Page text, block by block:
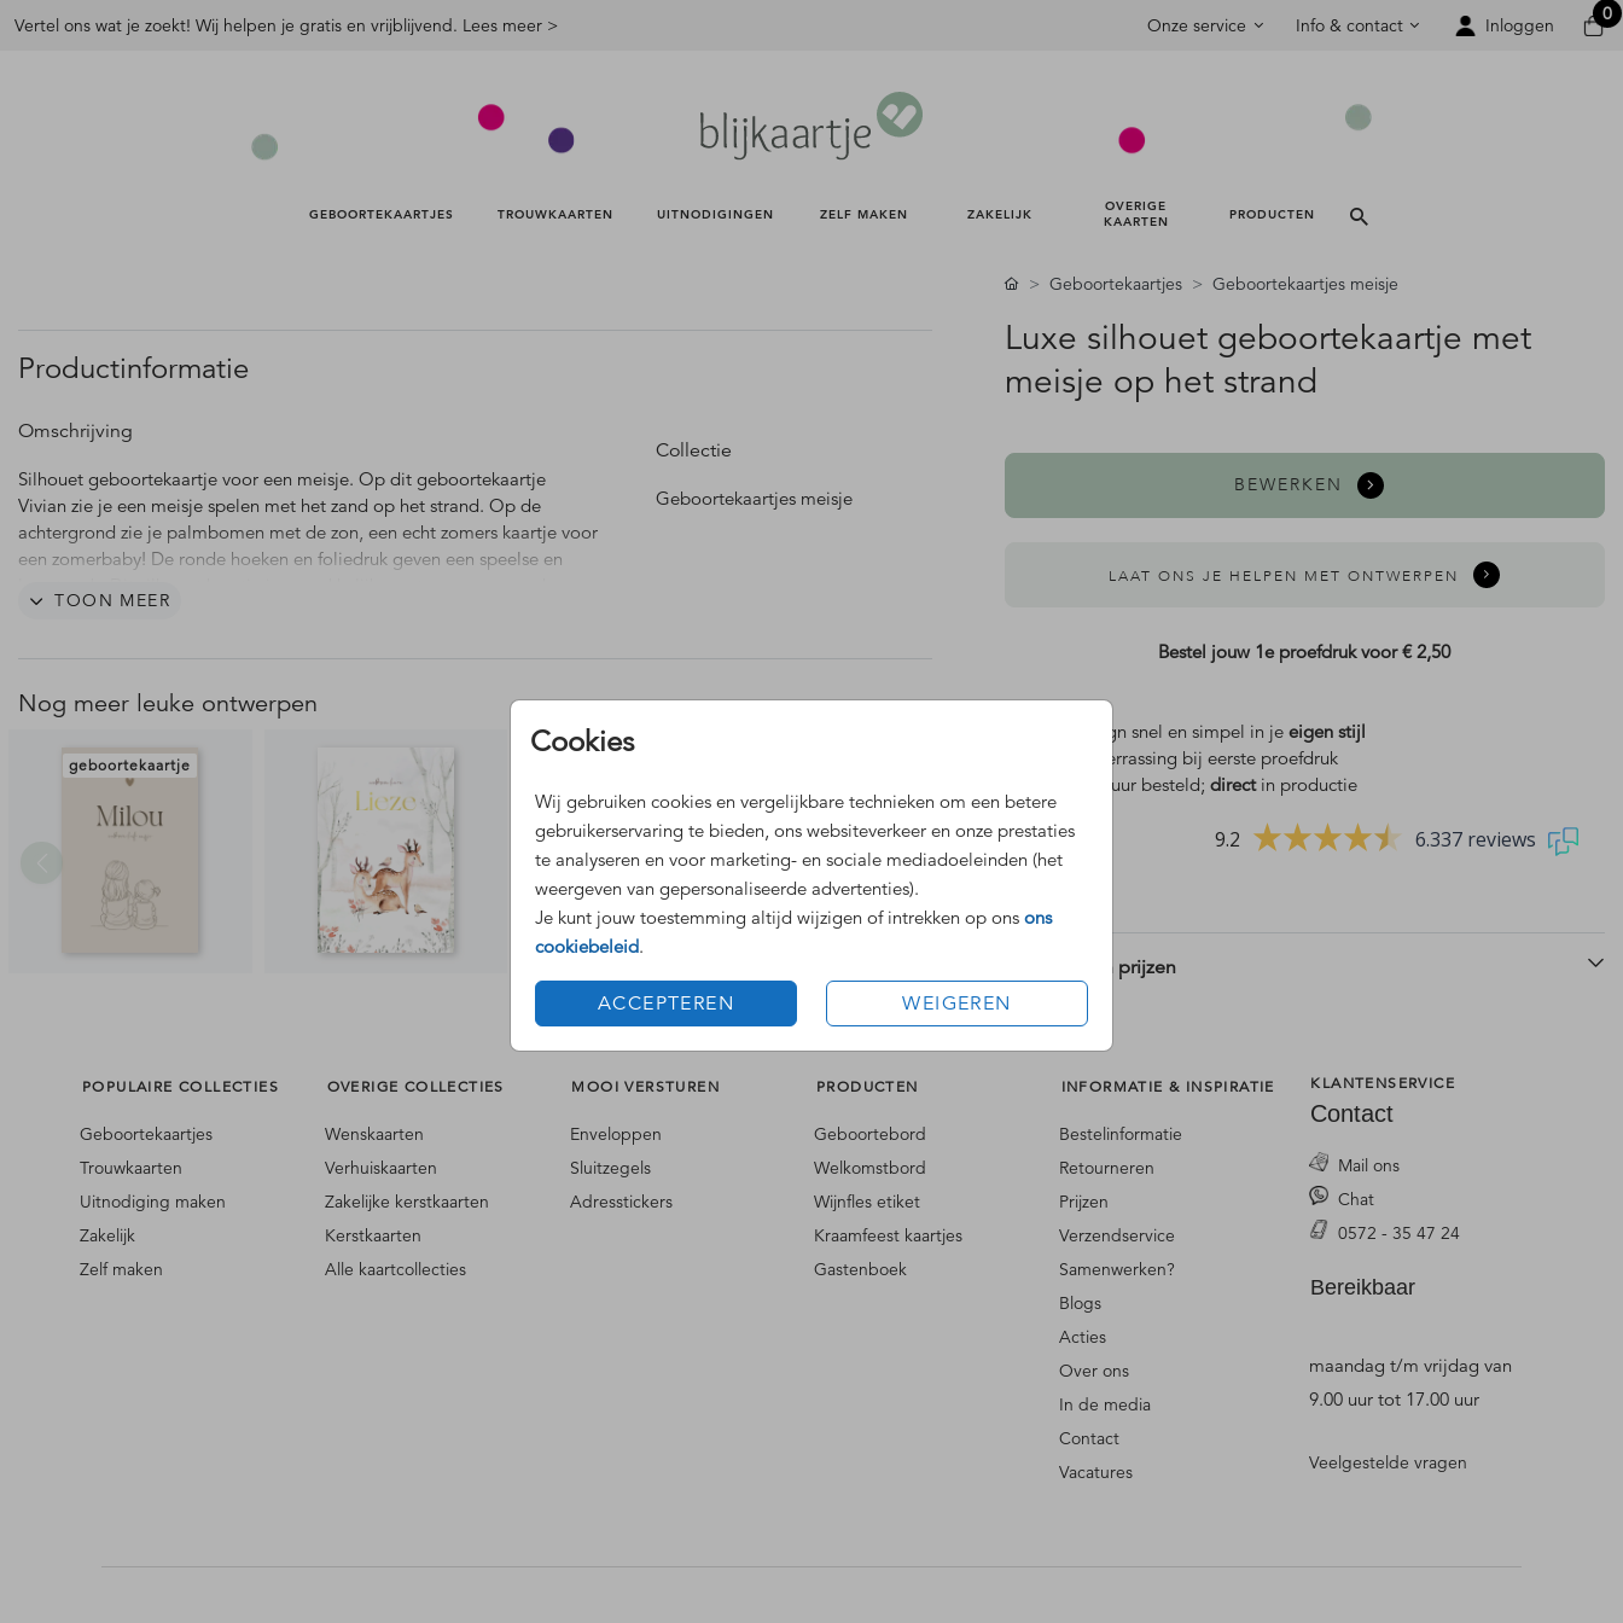
Vertel ons wat je zoekt! Wij helpen je gratis en vrijblijvend. Lees meer > Onze service Info & contact Inloggen
0
GEBOORTEKAARTJES TROUWKAARTEN UITNODIGINGEN ZELF MAKEN ZAKELIJK
OVERIGE
KAARTEN
PRODUCTEN
Cookies
Wij gebruiken cookies en vergelijkbare technieken om een betere
gebruikerservaring te bieden, ons websiteverkeer en onze prestaties
te analyseren en voor marketing- en sociale mediadoeleinden (het
weergeven van gepersonaliseerde advertenties).
Je kunt jouw toestemming altijd wijzigen of intrekken op ons ons
cookiebeleid.
ACCEPTEREN WEIGEREN
Productinformatie
Omschrijving
Silhouet geboortekaartje voor een meisje. Op dit geboortekaartje
Vivian zie je een meisje spelen met het zand op het strand. Op de
achtergrond zie je palmbomen met de zon, een echt zomers kaartje voor
een zomerbaby! De ronde hoeken en foliedruk geven een speelse en
mogelijk in een andere gezinssamenstelling. Hulp nodig? Neem
TOON MEER
Collectie
Geboortekaartjes meisje
Nog meer leuke ontwerpen
geboortekaartje
Geboortekaartjes Geboortekaartjes meisje
Luxe silhouet geboortekaartje met
meisje op het strand
BEWERKEN
LAAT ONS JE HELPEN MET ONTWERPEN
Bestel jouw 1e proefdruk voor€ 2,50
Dit design snel en simpel in je eigen stijl
verrassing bij eerste proefdruk
Voor 18 uur besteld; directin productie
9.2 6.337 reviews
Formaten en prijzen
POPULAIRE COLLECTIES
Geboortekaartjes
Trouwkaarten
Uitnodiging maken
Zakelijk
Zelf maken
OVERIGE COLLECTIES
Wenskaarten
Verhuiskaarten
Zakelijke kerstkaarten
Kerstkaarten
Alle kaartcollecties
MOOI VERSTUREN
Enveloppen
Sluitzegels
Adresstickers
PRODUCTEN
Geboortebord
Welkomstbord
Wijnfles etiket
Kraamfeest kaartjes
Gastenboek
INFORMATIE & INSPIRATIE
Bestelinformatie
Retourneren
Prijzen
Verzendservice
Samenwerken?
Blogs
Acties
Over ons
In de media
Contact
Vacatures
KLANTENSERVICE
Contact
Mail ons
Chat
0572 - 35 47 24
Bereikbaar
maandag t/m vrijdag van
9.00 uur tot 17.00 uur
Veelgestelde vragen